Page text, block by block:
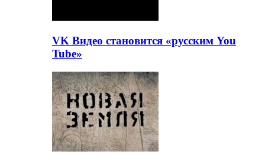
VK Видео становится «русским You
Tube»